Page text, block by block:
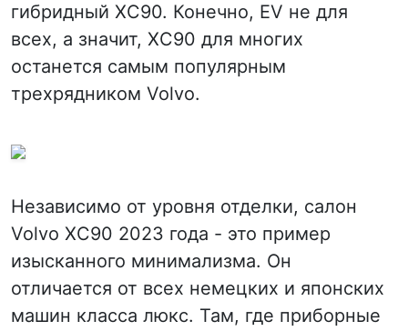
гибридный XC90. Конечно, EV не для
всех, а значит, XC90 для многих
останется самым популярным
трехрядником Volvo.
Независимо от уровня отделки, салон
Volvo XC90 2023 года - это пример
изысканного минимализма. Он
отличается от всех немецких и японских
машин класса люкс. Там, где приборные